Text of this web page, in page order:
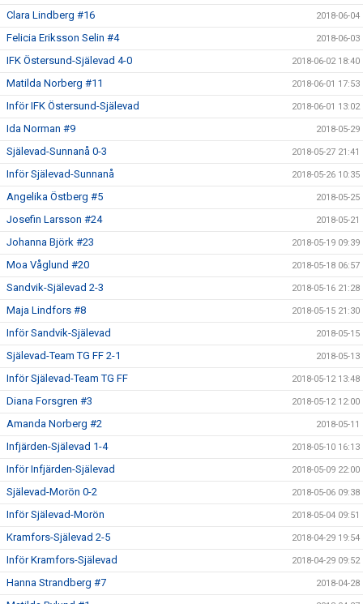
Clara Lindberg #16 2018-06-04
Felicia Eriksson Selin #4 2018-06-03
IFK Östersund-Själevad 4-0 2018-06-02 18:40
Matilda Norberg #11 2018-06-01 17:53
Inför IFK Östersund-Själevad 2018-06-01 13:02
Ida Norman #9 2018-05-29
Själevad-Sunnanå 0-3 2018-05-27 21:41
Inför Själevad-Sunnanå 2018-05-26 10:35
Angelika Östberg #5 2018-05-25
Josefin Larsson #24 2018-05-21
Johanna Björk #23 2018-05-19 09:39
Moa Våglund #20 2018-05-18 06:57
Sandvik-Själevad 2-3 2018-05-16 21:28
Maja Lindfors #8 2018-05-15 21:30
Inför Sandvik-Själevad 2018-05-15
Själevad-Team TG FF 2-1 2018-05-13
Inför Själevad-Team TG FF 2018-05-12 13:48
Diana Forsgren #3 2018-05-12 12:00
Amanda Norberg #2 2018-05-11
Infjärden-Själevad 1-4 2018-05-10 16:13
Inför Infjärden-Själevad 2018-05-09 22:00
Själevad-Morön 0-2 2018-05-06 09:38
Inför Själevad-Morön 2018-05-04 09:51
Kramfors-Själevad 2-5 2018-04-29 19:54
Inför Kramfors-Själevad 2018-04-29 09:52
Hanna Strandberg #7 2018-04-28